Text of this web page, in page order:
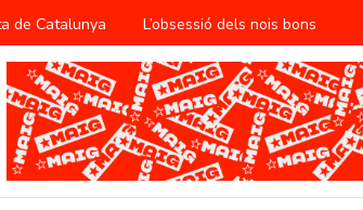
de Catalunya L’obsessió dels nois bons
del treball reproductiu
barceloní Cap a la vaga general